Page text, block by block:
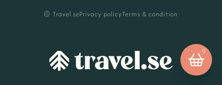
© Travel.sePrivacy policyTerms & condition
0